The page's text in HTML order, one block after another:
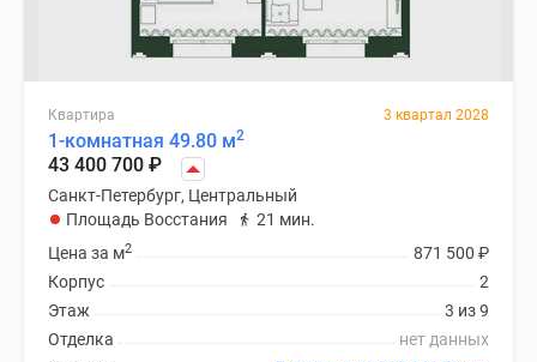
Квартира 3 квартал 2028
1-комнатная 49.80 м2
43 400 700 ₽
Санкт-Петербург, Центральный
Площадь Восстания
21 мин.
871 500 ₽
Цена за м2
2
Корпус
3 из 9
Этаж
нет данных
Отделка